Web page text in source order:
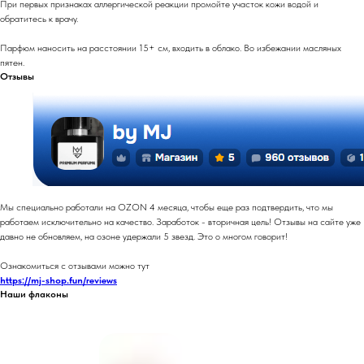
При первых признаках аллергической реакции промойте участок кожи водой и
обратитесь к врачу.
Парфюм наносить на расстоянии 15+ см, входить в облако. Во избежании масляных
пятен.
Отзывы
Мы специально работали на OZON 4 месяца, чтобы еще раз подтвердить, что мы
работаем исключительно на качество. Заработок - вторичная цель! Отзывы на сайте уже
давно не обновляем, на озоне удержали 5 звезд. Это о многом говорит!
Ознакомиться с отзывами можно тут
https://mj-shop.fun/reviews
Наши флаконы